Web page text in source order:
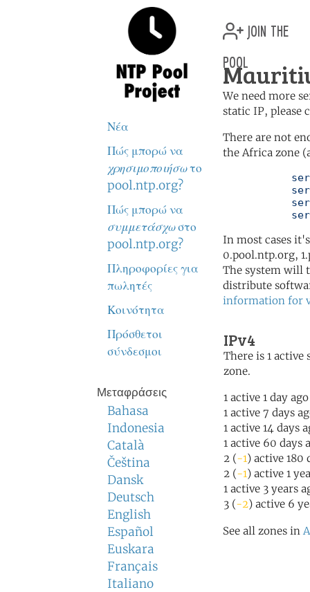
Νέα
Πώς μπορώ να
χρησιμοποιήσωτο
pool.ntp.org?
Πώς μπορώ να
συμμετάσχωστο
pool.ntp.org?
Πληροφορίες για
πωλητές
Κοινότητα
Πρόσθετοι
σύνδεσμοι
Μεταφράσεις
Bahasa
Indonesia
Català
Čeština
Dansk
Deutsch
English
Español
Euskara
Français
Italiano
join the
pool
We need more
static IP, please
There are not
the Africa zone
In most cases
0.pool.ntp.org,
The system will
distribute
information for
IPv4
There is 1 active
zone.
1 active 1 day ago
1 active 7 days
1 active 14 days
1 active 60 days
2 (-1) active 180
2 (-1) active 1
1 active 3 years
3 (-2) active 6
See all zones in